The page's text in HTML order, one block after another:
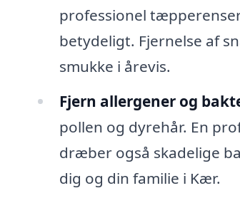
professionel
betydeligt. Fjernelse af
smukke i årevis.
Fjern allergener og
pollen og dyrehår. En
dræber også skadelige
dig og din familie i Kær.